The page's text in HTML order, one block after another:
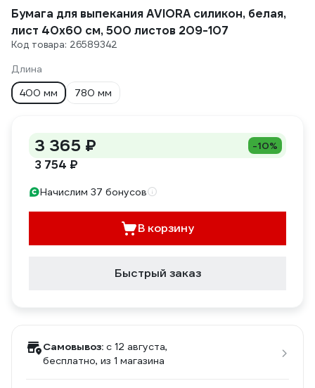
Бумага для выпекания AVIORA силикон, белая,
лист 40х60 см, 500 листов 209-107
Код товара: 26589342
Длина
400 мм
780 мм
3 365 ₽ -10%
3 754 ₽
Начислим 37 бонусов
В корзину
Быстрый заказ
Самовывоз: c 12 августа,
бесплатно, из 1 магазина